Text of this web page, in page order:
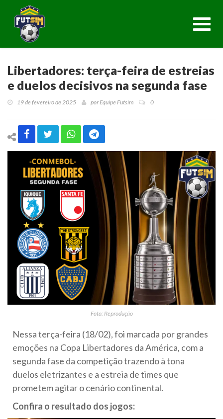
Libertadores: terça-feira de estreias
e duelos decisivos na segunda fase
19 de fevereiro de 2025 por Equipe Futsim 0
Foto: Reprodução
Nessa terça-feira (18/02), foi marcada por grandes
emoções na Copa Libertadores da América, com a
segunda fase da competição trazendo à tona
duelos eletrizantes e a estreia de times que
prometem agitar o cenário continental.
Confira o resultado dos jogos: